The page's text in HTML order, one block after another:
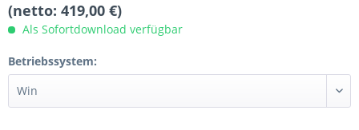
(netto: 419,00 €)
Als Sofortdownload verfügbar
Betriebssystem: